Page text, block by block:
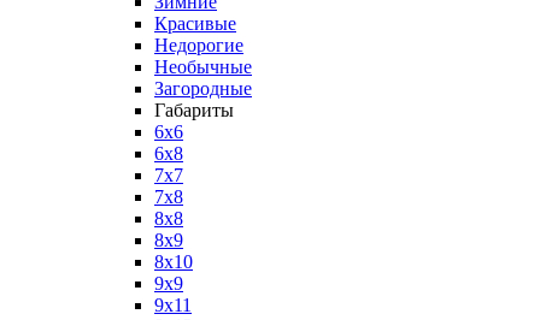
Красивые
Недорогие
Необычные
Загородные
Габариты
6x6
6x8
7x7
7x8
8x8
8x9
8x10
9x9
9x11